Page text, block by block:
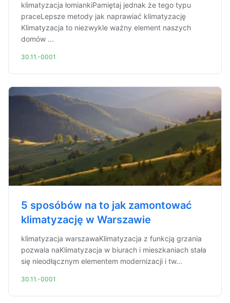
klimatyzacja łomiankiPamiętaj jednak że tego typu
praceLepsze metody jak naprawiać klimatyzację
Klimatyzacja to niezwykle ważny element naszych
domów ...
30.11.-0001
5 sposóbów na to jak zamontować
klimatyzację w Warszawie
klimatyzacja warszawaKlimatyzacja z funkcją grzania
pozwala naKlimatyzacja w biurach i mieszkaniach stała
się nieodłącznym elementem modernizacji i tw...
30.11.-0001